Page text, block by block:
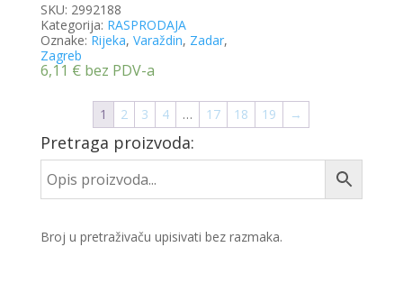
SKU: 2992188
Kategorija: RASPRODAJA
Oznake: Rijeka, Varaždin, Zadar,
Zagreb
6,11 € bez PDV-a
1 2 3 4 … 17 18 19 →
Pretraga proizvoda:
Broj u pretraživaču upisivati bez razmaka.